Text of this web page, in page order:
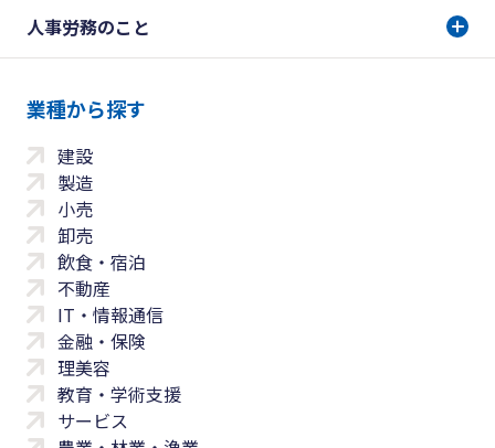
人事労務のこと
業種から探す
建設
製造
小売
卸売
飲食・宿泊
不動産
IT・情報通信
金融・保険
理美容
教育・学術支援
サービス